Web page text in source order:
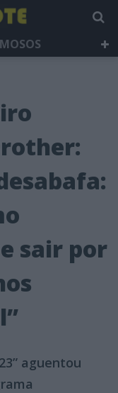
sair por
aguentou